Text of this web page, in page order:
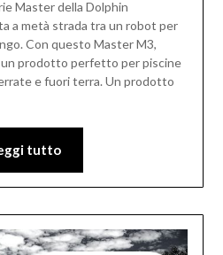
Master della Dolphin
a metà strada tra un robot per
Con questo Master M3,
prodotto perfetto per piscine
e fuori terra. Un prodotto
tutto